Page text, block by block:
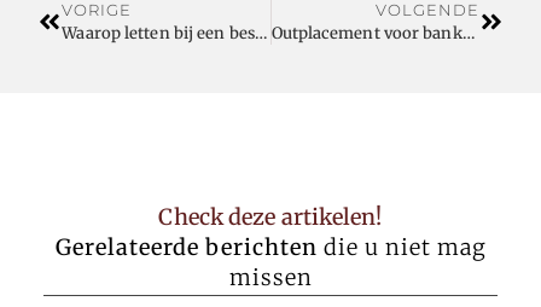
VORIGE
Waarop letten bij een bestelwagen leasen?
VOLGENDE
Outplacement voor bankmedewerkers in België
Check deze artikelen!
Gerelateerde berichten die u niet mag
missen